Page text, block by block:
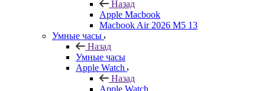
Назад
Apple Macbook
Macbook Air 2026 M5 13
Умные часы
Назад
Умные часы
Apple Watch
Назад
Apple Watch